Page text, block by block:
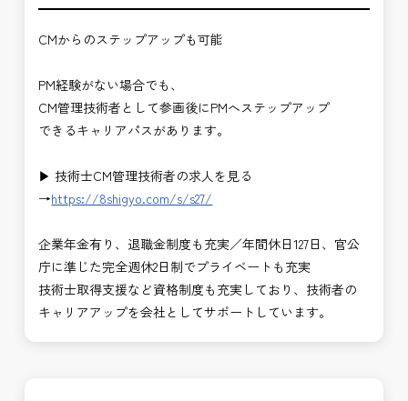
CMからのステップアップも可能
PM経験がない場合でも、
CM管理技術者として参画後にPMへステップアップ
できるキャリアパスがあります。
▶ 技術士CM管理技術者の求人を見る
→https://8shigyo.com/s/s27/
企業年金有り、退職金制度も充実／年間休日127日、官公
庁に準じた完全週休2日制でプライベートも充実
技術士取得支援など資格制度も充実しており、技術者の
キャリアアップを会社としてサポートしています。